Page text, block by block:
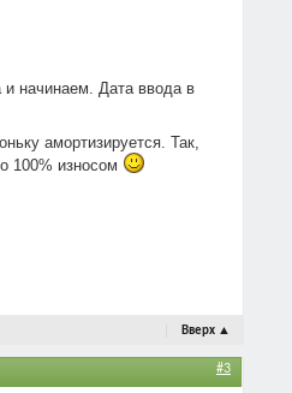
и начинаем. Дата ввода в
амортизируется. Так,
100% износом
Вверх ▲
#3